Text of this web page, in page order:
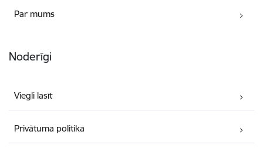
Par mums
Noderīgi
Viegli lasīt
Privātuma politika